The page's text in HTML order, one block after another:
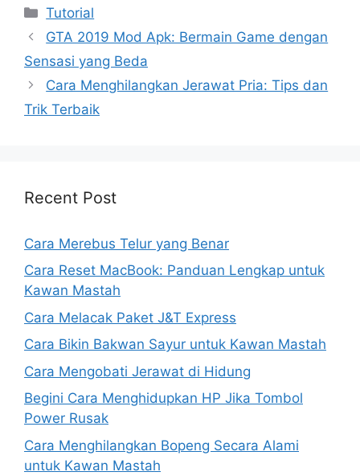
Kategori
Tutorial
GTA 2019 Mod Apk: Bermain Game dengan
Sensasi yang Beda
Cara Menghilangkan Jerawat Pria: Tips dan
Trik Terbaik
Recent Post
Cara Merebus Telur yang Benar
Cara Reset MacBook: Panduan Lengkap untuk
Kawan Mastah
Cara Melacak Paket J&T Express
Cara Bikin Bakwan Sayur untuk Kawan Mastah
Cara Mengobati Jerawat di Hidung
Begini Cara Menghidupkan HP Jika Tombol
Power Rusak
Cara Menghilangkan Bopeng Secara Alami
untuk Kawan Mastah